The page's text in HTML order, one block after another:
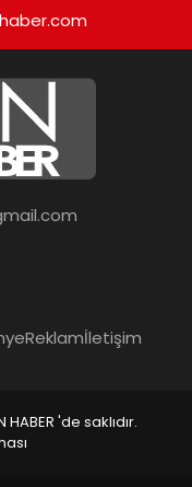
Reklamİletişim
'de saklıdır.